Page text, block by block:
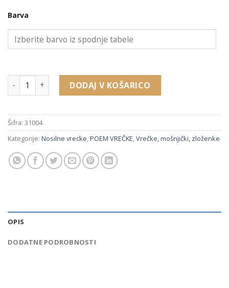
bila:
1,02 €.
0,77 €.
Barva
31004 nosilna vrečka (80 x 280 x 50 mm) količina
DODAJ V KOŠARICO
Šifra: 31004
Kategorije: Nosilne vrecke POEM VREČKE Vrečke, mošnjički, zloženke
OPIS
DODATNE PODROBNOSTI